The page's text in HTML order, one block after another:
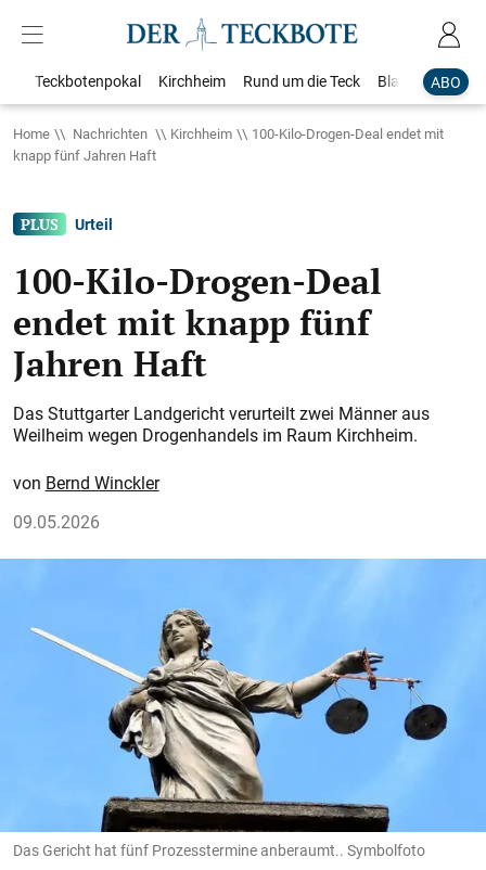
ABO
Teckbotenpokal Kirchheim Rund um die Teck Blaulicht
Home Nachrichten Kirchheim
100-Kilo-Drogen-Deal endet mit
knapp fünf Jahren Haft
Urteil
100-Kilo-Drogen-Deal
endet mit knapp fünf
Jahren Haft
Das Stuttgarter Landgericht verurteilt zwei Männer aus
Weilheim wegen Drogenhandels im Raum Kirchheim.
Bernd Winckler
09.05.2026
Das Gericht hat fünf Prozesstermine anberaumt.. Symbolfoto